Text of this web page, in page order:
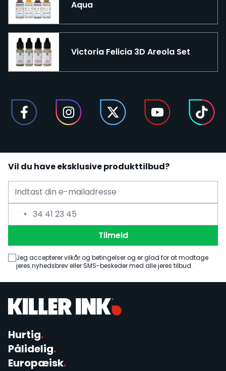
Aqua
Victoria Felicia 3D Areola Set
Vil du have eksklusive produkttilbud?
E-mailadresse
Telefonnummer
Tilmeld
Jeg accepterer vilkår og betingelser og er glad for at modtage
jeres nyhedsbrev eller SMS-beskeder med alle jeres tilbud.
Hurtig.
Pålidelig.
Europæisk.